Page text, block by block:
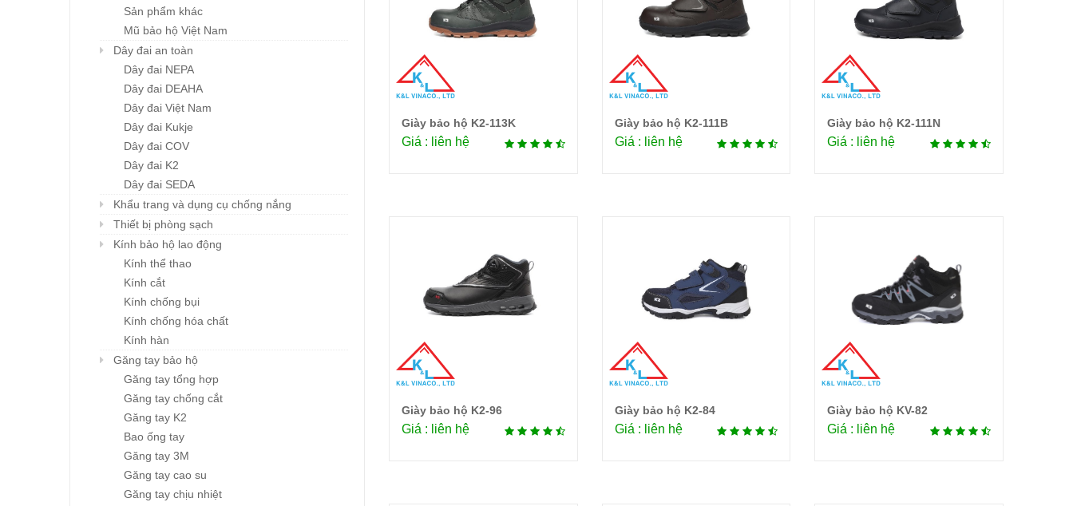
Sản phẩm khác
Mũ bảo hộ Việt Nam
Dây đai an toàn
Dây đai NEPA
Dây đai DEAHA
Dây đai Việt Nam
Dây đai Kukje
Dây đai COV
Dây đai K2
Dây đai SEDA
Khẩu trang và dụng cụ chống nắng
Thiết bị phòng sạch
Kính bảo hộ lao động
Kính thể thao
Kính cắt
Kính chống bụi
Kính chống hóa chất
Kính hàn
Găng tay bảo hộ
Găng tay tổng hợp
Găng tay chống cắt
Găng tay K2
Bao ống tay
Găng tay 3M
Găng tay cao su
Găng tay chịu nhiệt
Chi tiết
Giày bảo hộ K2-113K
Giá : liên hệ
Chi tiết
Giày bảo hộ K2-111B
Giá : liên hệ
Chi tiết
Giày bảo hộ K2-111N
Giá : liên hệ
Chi tiết
Giày bảo hộ K2-96
Giá : liên hệ
Chi tiết
Giày bảo hộ K2-84
Giá : liên hệ
Chi tiết
Giày bảo hộ KV-82
Giá : liên hệ